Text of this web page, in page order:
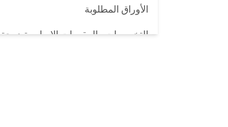
الأوراق المطلوبة
التخصصات والمقررات الاساسية درجة